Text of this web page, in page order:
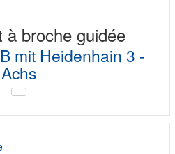
à broche guidée
mit Heidenhain 3 -
Achs